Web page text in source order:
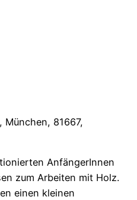
München, 81667,
AnfängerInnen
zum Arbeiten mit Holz.
einen kleinen